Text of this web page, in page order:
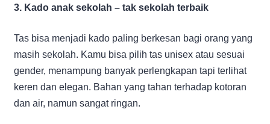
3. Kado anak sekolah – tak sekolah terbaik
Tas bisa menjadi kado paling berkesan bagi orang yang
masih sekolah. Kamu bisa pilih tas unisex atau sesuai
gender, menampung banyak perlengkapan tapi terlihat
keren dan elegan. Bahan yang tahan terhadap kotoran
dan air, namun sangat ringan.